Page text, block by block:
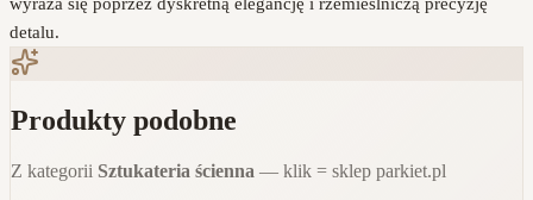
wyraża się poprzez dyskretną elegancję i rzemieślniczą precyzję
detalu.
Produkty podobne
Z kategorii Sztukateria ścienna — klik = sklep parkiet.pl